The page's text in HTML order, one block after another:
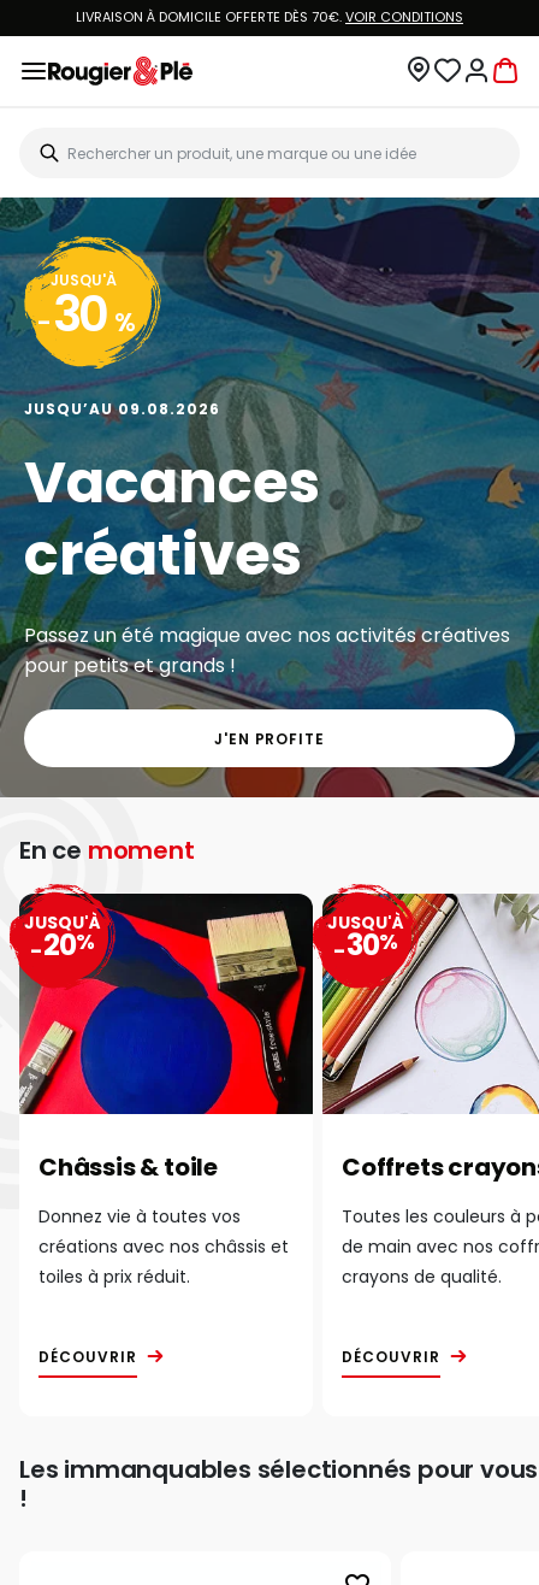
LIVRAISON À DOMICILE OFFERTE DÈS 70€.VOIR CONDITIONS
JUSQU'À
- 30 %
JUSQU’AU 09.08.2026
Vacances
créatives
Passez un été magique avec nos activités créatives
pour petits et grands !
J'EN PROFITE
En ce moment
Châssis & toile
Donnez vie à toutes vos
créations avec nos châssis et
toiles à prix réduit.
DÉCOUVRIR
JUSQU'À
-20%
Coffrets
Toutes les couleurs à
de main avec nos
crayons de qualité.
DÉCOUVRIR
JUSQU'À
-30%
Les immanquables sélectionnés pour vous
!